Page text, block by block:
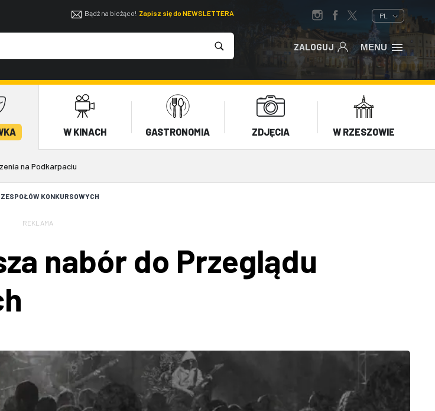
Bądź na bieżąco! Zapisz się do NEWSLETTERA PL
ZALOGUJ MENU
W KINACH GASTRONOMIA ZDJĘCIA W RZESZOWIE
na Podkarpaciu
KONKURSOWYCH
REKLAMA
nabór do Przeglądu